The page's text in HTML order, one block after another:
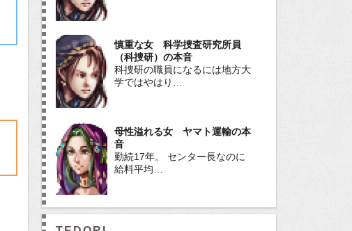
慎重な女 科学捜査研究所員
（科捜研）の本音
科捜研の職員になるには地方大
学ではやはり…
母性溢れる女 ヤマト運輸の本
音
勤続17年。 センター長なのに
給料平均…